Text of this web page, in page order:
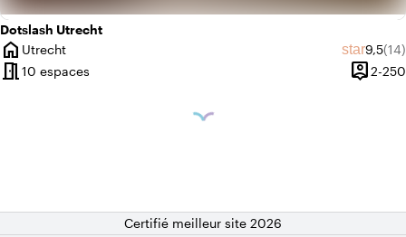
Dotslash Utrecht
home
Ville
Utrecht starNote
9,5(14)
meeting_room10 espaces person_pin2-250
Certifié meilleur site 2026